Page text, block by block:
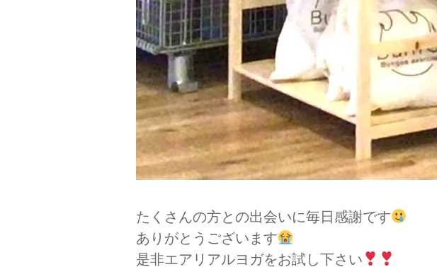
たくさんの方との出会いに毎日感謝です
ありがとうございます
是非エアリアルヨガをお試し下さい